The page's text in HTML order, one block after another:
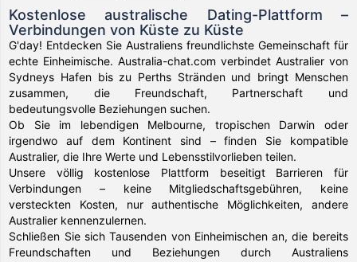
Kostenlose australische Dating-Plattform –
Verbindungen von Küste zu Küste
G'day! Entdecken Sie Australiens freundlichste Gemeinschaft für
echte Einheimische. Australia-chat.com verbindet Australier von
Sydneys Hafen bis zu Perths Stränden und bringt Menschen
zusammen, die Freundschaft, Partnerschaft und
bedeutungsvolle Beziehungen suchen.
Ob Sie im lebendigen Melbourne, tropischen Darwin oder
irgendwo auf dem Kontinent sind – finden Sie kompatible
Australier, die Ihre Werte und Lebensstilvorlieben teilen.
Unsere völlig kostenlose Plattform beseitigt Barrieren für
Verbindungen – keine Mitgliedschaftsgebühren, keine
versteckten Kosten, nur authentische Möglichkeiten, andere
Australier kennenzulernen.
Schließen Sie sich Tausenden von Einheimischen an, die bereits
Freundschaften und Beziehungen durch Australiens